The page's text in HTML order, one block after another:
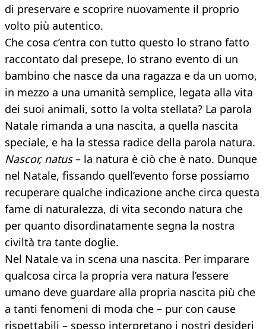
di preservare e scoprire nuovamente il proprio
volto più autentico.
Che cosa c’entra con tutto questo lo strano fatto
raccontato dal presepe, lo strano evento di un
bambino che nasce da una ragazza e da un uomo,
in mezzo a una umanità semplice, legata alla vita
dei suoi animali, sotto la volta stellata? La parola
Natale rimanda a una nascita, a quella nascita
speciale, e ha la stessa radice della parola natura.
Nascor, natus– la natura è ciò che è nato. Dunque
nel Natale, fissando quell’evento forse possiamo
recuperare qualche indicazione anche circa questa
fame di naturalezza, di vita secondo natura che
per quanto disordinatamente segna la nostra
civiltà tra tante doglie.
Nel Natale va in scena una nascita. Per imparare
qualcosa circa la propria vera natura l’essere
umano deve guardare alla propria nascita più che
a tanti fenomeni di moda che – pur con cause
rispettabili – spesso interpretano i nostri desideri